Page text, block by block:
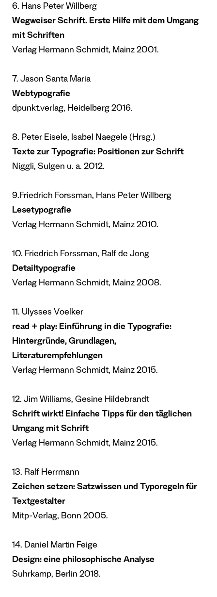
6. Hans Peter Willberg
Wegweiser Schrift. Erste Hilfe mit dem Umgang
mit Schriften
Verlag Hermann Schmidt, Mainz 2001.
7. Jason Santa Maria
Webtypografie
dpunkt.verlag, Heidelberg 2016.
8. Peter Eisele, Isabel Naegele (Hrsg.)
Texte zur Typografie: Positionen zur Schrift
Niggli, Sulgen u. a. 2012.
9.Friedrich Forssman, Hans Peter Willberg
Lesetypografie
Verlag Hermann Schmidt, Mainz 2010.
10. Friedrich Forssman, Ralf de Jong
Detailtypografie
Verlag Hermann Schmidt, Mainz 2008.
11. Ulysses Voelker
read + play: Einführung in die Typografie:
Hintergründe, Grundlagen,
Literaturempfehlungen
Verlag Hermann Schmidt, Mainz 2015.
12. Jim Williams, Gesine Hildebrandt
Schrift wirkt! Einfache Tipps für den täglichen
Umgang mit Schrift
Verlag Hermann Schmidt, Mainz 2015.
13. Ralf Herrmann
Zeichen setzen: Satzwissen und Typoregeln für
Textgestalter
Mitp-Verlag, Bonn 2005.
14. Daniel Martin Feige
Design: eine philosophische Analyse
Suhrkamp, Berlin 2018.